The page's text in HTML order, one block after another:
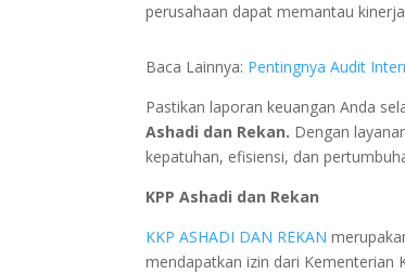
perusahaan dapat memantau
Baca Lainnya: Pentingnya Audit
Pastikan laporan keuangan Anda
Ashadi dan Rekan. Dengan
kepatuhan, efisiensi, dan
KPP Ashadi dan Rekan
KKP ASHADI DAN REKAN
mendapatkan izin dari Kementerian